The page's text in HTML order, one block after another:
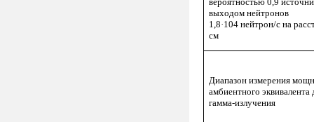
выходом нейтронов
1,8·104 нейтрон/с на
см
Диапазон измерения
амбиентного эквивалента
гамма-излучения